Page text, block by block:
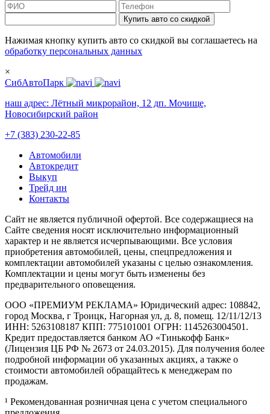
Купить авто со скидкой
Нажимая кнопку купить авто со скидкой вы соглашаетесь на
обработку персональных данных
×
СибАвтоПарк
наш адрес: Лётный микрорайон, 12 дп. Мочище,
Новосибирский район
+7 (383) 230-22-85
Автомобили
Автокредит
Выкуп
Трейд ин
Контакты
Cайт не является публичной офертой. Все содержащиеся на
Сайте сведения носят исключительно информационный
характер и не является исчерпывающими. Все условия
приобретения автомобилей, цены, спецпредложения и
комплектации автомобилей указаны с целью ознакомления.
Комплектации и цены могут быть изменены без
предварительного оповещения.
ООО «ПРЕМИУМ РЕКЛАМА» Юридический адрес: 108842,
город Москва, г Троицк, Нагорная ул, д. 8, помещ. 12/11/12/13
ИНН: 5263108187 КПП: 775101001 ОГРН: 1145263004501.
Кредит предоставляется банком АО «Тинькофф Банк»
(Лицензия ЦБ РФ № 2673 от 24.03.2015). Для получения более
подробной информации об указанных акциях, а также о
стоимости автомобилей обращайтесь к менеджерам по
продажам.
¹ Рекомендованная розничная цена с учетом специального